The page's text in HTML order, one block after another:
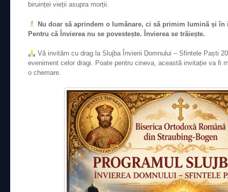
biruinței vieții asupra morții.
Nu doar să aprindem o lumânare, ci să primim lumină și în
Pentru că Învierea nu se povestește. Învierea se trăiește.
Vă invităm cu drag la Slujba Învierii Domnului – Sfintele Paști
eveniment celor dragi. Poate pentru cineva, această invitație va fi
o chemare.